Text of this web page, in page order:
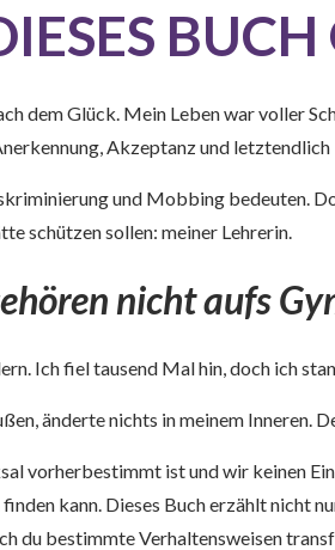
dem Glück. Mein Leben war voller
Akzeptanz und
und Mobbing bedeuten.
schützen sollen: meiner Lehrerin.
nicht aufs
Ich fiel tausend Mal hin, doch ich
änderte nichts in meinem Inneren.
vorherbestimmt ist und wir keinen
kann. Dieses Buch erzählt nicht
du bestimmte Verhaltensweisen